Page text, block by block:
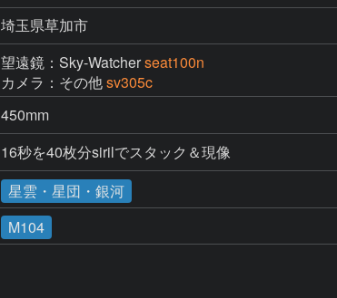
埼玉県草加市
望遠鏡：Sky-Watcherseat100n
カメラ：その他sv305c
450mm
16秒を40枚分sirilでスタック＆現像
星雲・星団・銀河
M104